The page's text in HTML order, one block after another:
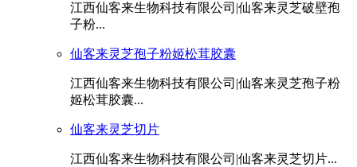
江西仙客来生物科技有限公司|仙客来灵芝破壁孢
子粉...
仙客来灵芝孢子粉姬松茸胶囊
江西仙客来生物科技有限公司|仙客来灵芝孢子粉
姬松茸胶囊...
仙客来灵芝切片
江西仙客来生物科技有限公司|仙客来灵芝切片...